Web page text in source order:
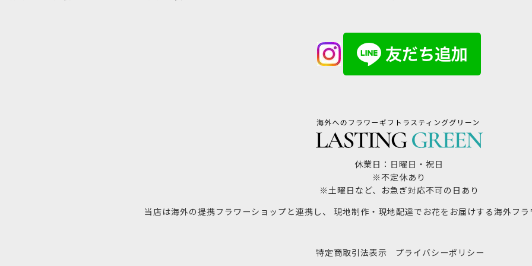
休業日：日曜日・祝日
※不定休あり
※土曜日など、お急ぎ対応不可の日あり
当店は海外の提携フラワーショップと連携し、 現地制作・現地配達でお花をお届けする海外フラ
特定商取引法表示 プライバシーポリシー